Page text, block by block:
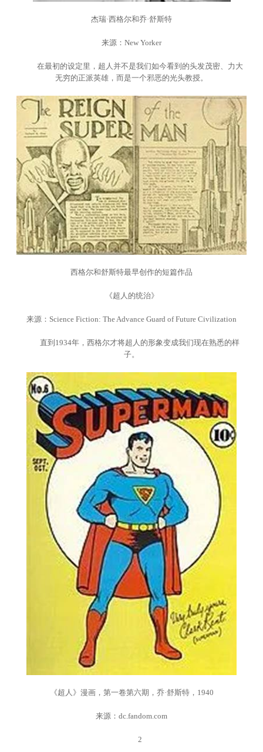
杰瑞·西格尔和乔·舒斯特
来源：New Yorker
在最初的设定里，超人并不是我们如今看到的头发茂密、力大
无穷的正派英雄，而是一个邪恶的光头教授。
西格尔和舒斯特最早创作的短篇作品
《超人的统治》
来源：Science Fiction: The Advance Guard of Future Civilization
直到1934年，西格尔才将超人的形象变成我们现在熟悉的样
子。
《超人》漫画，第一卷第六期，乔·舒斯特，1940
来源：dc.fandom.com
2